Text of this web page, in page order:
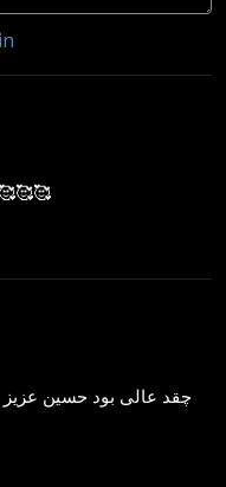
ممنون از شما حسین
چقد عالی بود حسین